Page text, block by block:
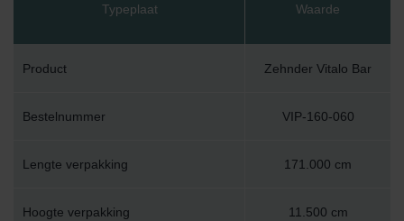
Typeplaat Waarde
Product Zehnder Vitalo Bar
Bestelnummer VIP-160-060
Lengte verpakking 171.000 cm
Hoogte verpakking 11.500 cm